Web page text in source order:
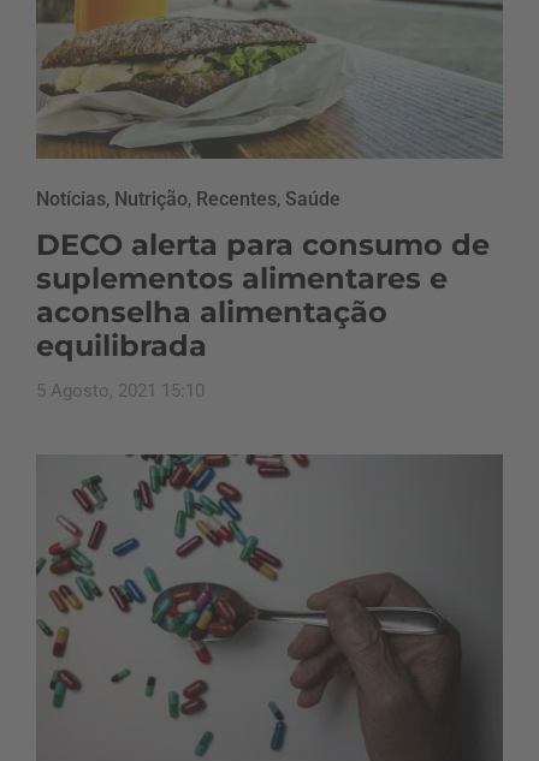
Notícias, Nutrição, Recentes, Saúde
DECO alerta para consumo de
suplementos alimentares e
aconselha alimentação
equilibrada
5 Agosto, 2021 15:10